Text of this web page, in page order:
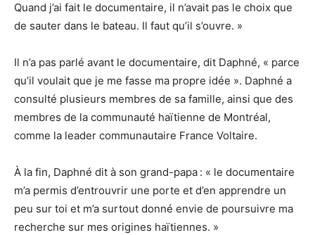
Quand j’ai fait le documentaire, il n’avait pas le choix que
de sauter dans le bateau. Il faut qu’il s’ouvre. »
Il n’a pas parlé avant le documentaire, dit Daphné, « parce
qu’il voulait que je me fasse ma propre idée ». Daphné a
consulté plusieurs membres de sa famille, ainsi que des
membres de la communauté haïtienne de Montréal,
comme la leader communautaire France Voltaire.
À la fin, Daphné dit à son grand-papa : « le documentaire
m’a permis d’entrouvrir une porte et d’en apprendre un
peu sur toi et m’a surtout donné envie de poursuivre ma
recherche sur mes origines haïtiennes. »